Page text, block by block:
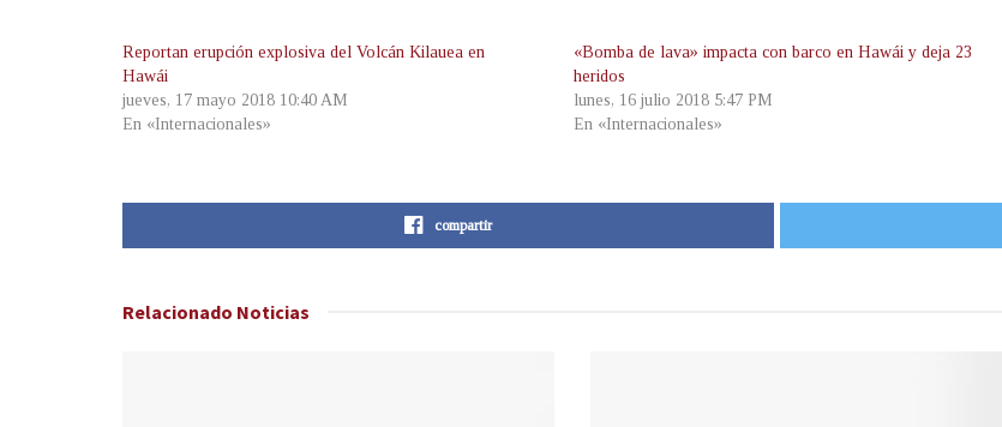
Reportan erupción explosiva del Volcán Kilauea en
Hawái
jueves, 17 mayo 2018 10:40 AM
En «Internacionales»
«Bomba de lava» impacta con barco en Hawái y deja 23
heridos
lunes, 16 julio 2018 5:47 PM
En «Internacionales»
compartir
Relacionado Noticias